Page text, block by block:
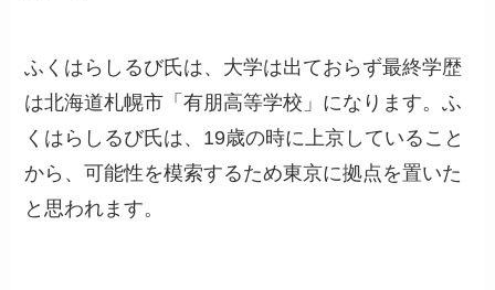
ふくはらしるび氏は、大学は出ておらず最終学歴
は北海道札幌市「有朋高等学校」になります。ふ
くはらしるび氏は、19歳の時に上京していること
から、可能性を模索するため東京に拠点を置いた
と思われます。